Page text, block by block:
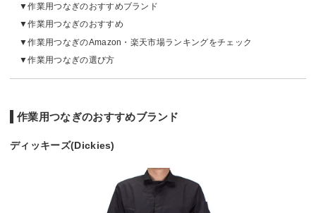
作業用つなぎのおすすめブランド
作業用つなぎのおすすめ
作業用つなぎのAmazon・楽天市場ランキングをチェック
作業用つなぎの選び方
作業用つなぎのおすすめブランド
ディッキーズ(Dickies)